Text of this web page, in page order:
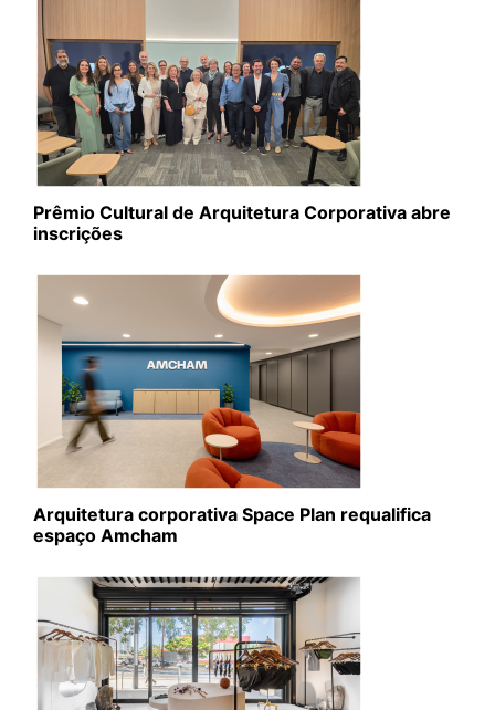
Prêmio Cultural de Arquitetura Corporativa abre
inscrições
Arquitetura corporativa Space Plan requalifica
espaço Amcham